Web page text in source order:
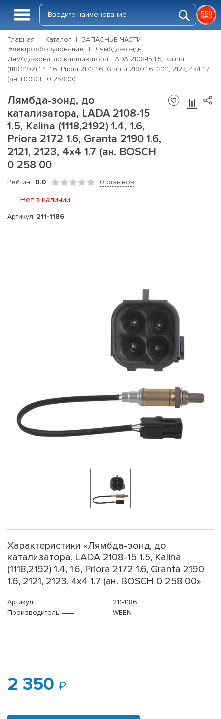
Главная Каталог
ЗАПАСНЫЕ ЧАСТИ
Электрооборудование
Лямбда-зонды
Лямбда-зонд, до катализатора, LADA 2108-15 1.5, Kalina
(1118,2192) 1.4, 1.6, Priora 2172 1.6, Granta 2190 1.6, 2121, 2123, 4x4 1.7
(ан. BOSCH 0 258 00
Лямбда-зонд, до
катализатора, LADA 2108-15
1.5, Kalina (1118,2192) 1.4, 1.6,
Priora 2172 1.6, Granta 2190 1.6,
2121, 2123, 4x4 1.7 (ан. BOSCH
0 258 00
Рейтинг 0.0 0 отзывов
Нет в наличии
Артикул: 211-1186
Характеристики «Лямбда-зонд, до
катализатора, LADA 2108-15 1.5, Kalina
(1118,2192) 1.4, 1.6, Priora 2172 1.6, Granta 2190
1.6, 2121, 2123, 4x4 1.7 (ан. BOSCH 0 258 00»
Артикул
211-1186
Производитель
WEEN
2 350